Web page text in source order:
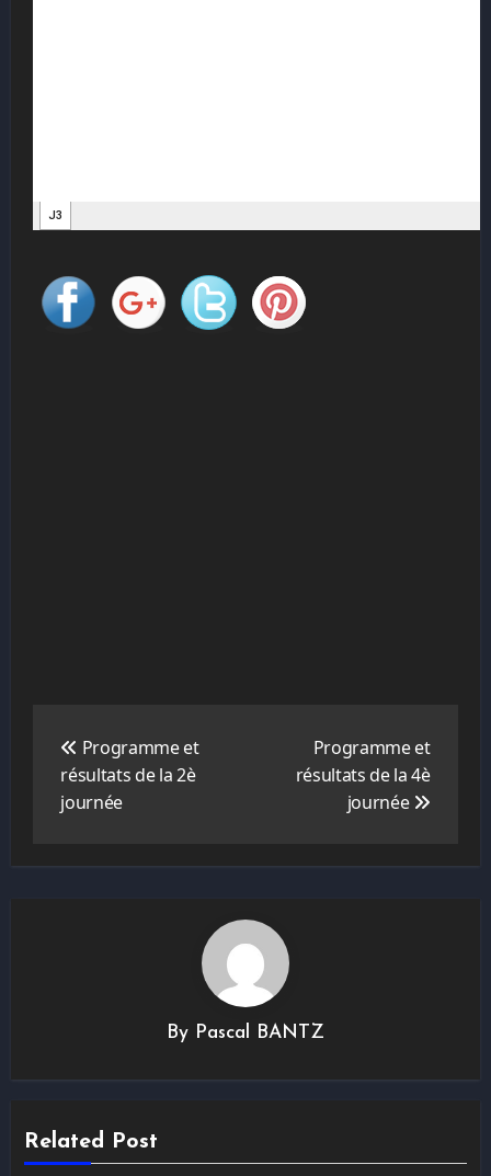
l’article
Programme et
résultats de la 2è
journée
Programme et
résultats de la 4è
journée
By Pascal BANTZ
Related Post